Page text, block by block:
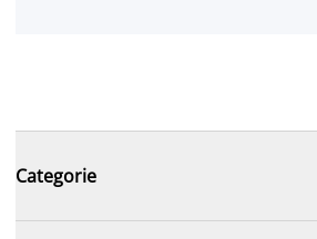
Categorie